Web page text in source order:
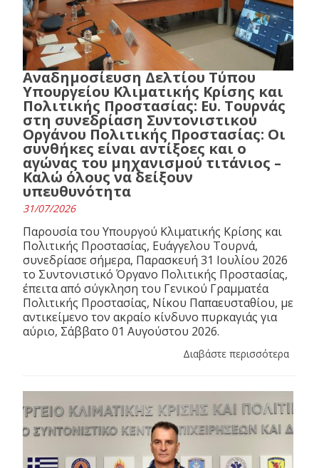
Αναδημοσίευση Δελτίου Τύπου
Υπουργείου Κλιματικής Κρίσης και
Πολιτικής Προστασίας: Ευ. Τουρνάς
στη συνεδρίαση Συντονιστικού
Οργάνου Πολιτικής Προστασίας: Οι
συνθήκες είναι αντίξοες και ο
αγώνας του μηχανισμού τιτάνιος –
Καλώ όλους να δείξουν
υπευθυνότητα
31/07/2026
Παρουσία του Υπουργού Κλιματικής Κρίσης και
Πολιτικής Προστασίας, Ευάγγελου Τουρνά,
συνεδρίασε σήμερα, Παρασκευή 31 Ιουλίου 2026
το Συντονιστικό Όργανο Πολιτικής Προστασίας,
έπειτα από σύγκληση του Γενικού Γραμματέα
Πολιτικής Προστασίας, Νίκου Παπαευσταθίου, με
αντικείμενο τον ακραίο κίνδυνο πυρκαγιάς για
αύριο, Σάββατο 01 Αυγούστου 2026.
Διαβάστε περισσότερα